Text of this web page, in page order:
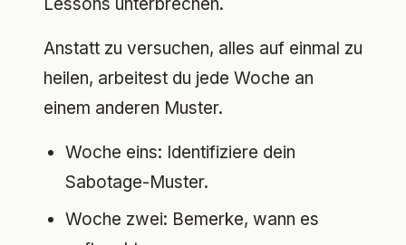
Lessons unterbrechen.
Anstatt zu versuchen, alles auf einmal zu
heilen, arbeitest du jede Woche an
einem anderen Muster.
Woche eins: Identifiziere dein
Sabotage-Muster.
Woche zwei: Bemerke, wann es